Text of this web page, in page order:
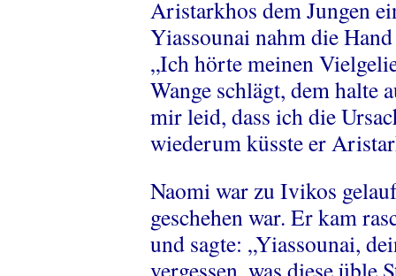
Aristarkhos dem Jungen
Yiassounai nahm die
„Ich hörte meinen
Wange schlägt, dem halte
mir leid, dass ich die
wiederum küsste er
Naomi war zu Ivikos
geschehen war. Er kam
und sagte: „Yiassounai,
vergessen, was diese üble